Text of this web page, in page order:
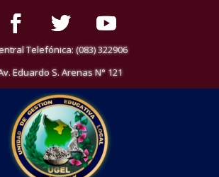
Telefónica: (083) 322906
Eduardo S. Arenas N° 121